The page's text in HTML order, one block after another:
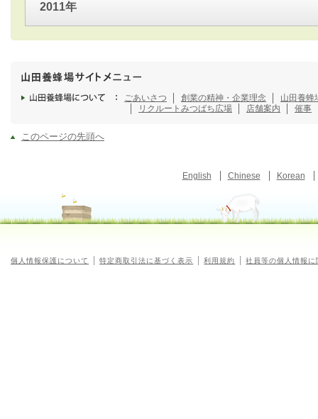
2011年
ごあいさつ 創業の精神・企業理念
山田養蜂
リクルート みつばち広場 店舗案内 催事
このページの先頭へ
English Chinese Korean
個人情報保護について 特定商取引法に基づく表示 利用規約 社員等の個人情報